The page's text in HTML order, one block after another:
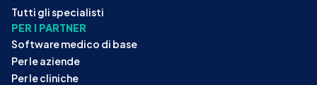
Tutti gli specialisti
PER I PARTNER
Software medico di base
Per le aziende
Per le cliniche